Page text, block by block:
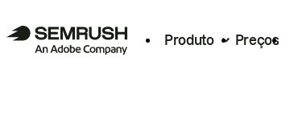
Produto Preços